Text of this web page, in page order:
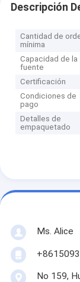
Descripción
Cantidad de
mínima
Capacidad de la
fuente
Certificación
Condiciones de
pago
Detalles de
empaquetado
Ms. Alice
No 159,